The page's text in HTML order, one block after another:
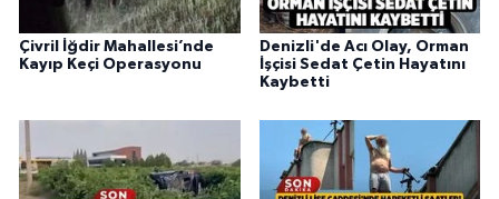
Çivril İğdir Mahallesi’nde
Kayıp Keçi Operasyonu
Denizli'de Acı Olay, Orman
İşçisi Sedat Çetin Hayatını
Kaybetti